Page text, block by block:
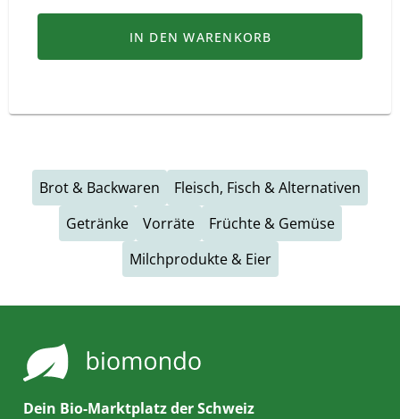
IN DEN WARENKORB
Brot & Backwaren
Fleisch, Fisch & Alternativen
Getränke
Vorräte
Früchte & Gemüse
Milchprodukte & Eier
Dein Bio-Marktplatz der Schweiz